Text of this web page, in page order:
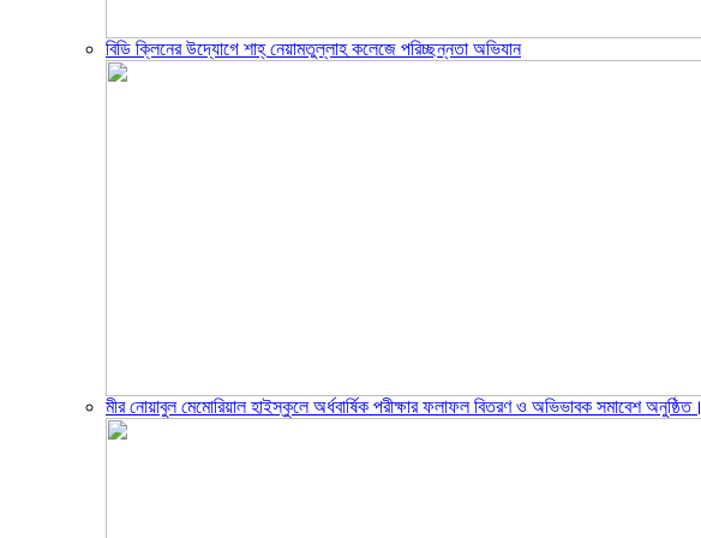
বিডি ক্লিনের উদ্যোগে শাহ্ নেয়ামতুল্লাহ কলেজে পরিচ্ছন্নতা অভিযান
মীর নোয়াবুল মেমোরিয়াল হাইস্কুলে অর্ধবার্ষিক পরীক্ষার ফলাফল বিতরণ ও অভিভাবক সমাবেশ অনুষ্ঠিত।